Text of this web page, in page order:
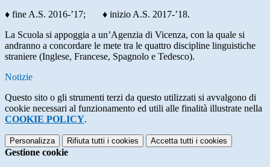
♦ fine A.S. 2016-’17; ♦ inizio A.S. 2017-’18.
La Scuola si appoggia a un’Agenzia di Vicenza, con la quale si
andranno a concordare le mete tra le quattro discipline linguistiche
straniere (Inglese, Francese, Spagnolo e Tedesco).
Notizie
Questo sito o gli strumenti terzi da questo utilizzati si avvalgono di
cookie necessari al funzionamento ed utili alle finalità illustrate nella
COOKIE POLICY.
Personalizza Rifiuta tutti i cookies Accetta tutti i cookies
Gestione cookie